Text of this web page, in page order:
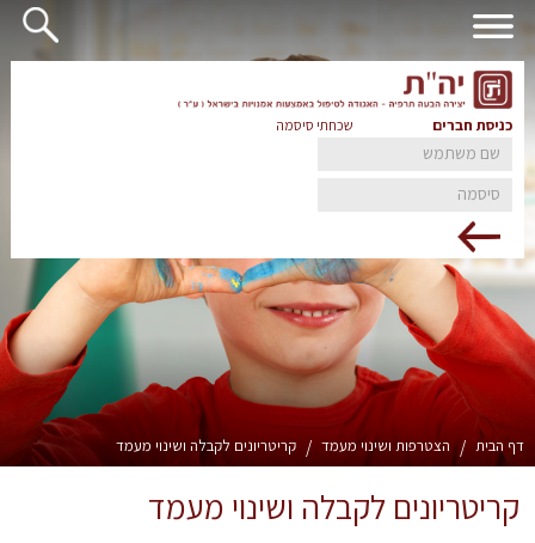
כניסת חברים שכחתי סיסמה
דף הבית / הצטרפות ושינוי מעמד / קריטריונים לקבלה ושינוי מעמד
קריטריונים לקבלה ושינוי מעמד